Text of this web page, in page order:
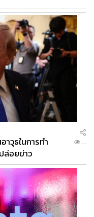
วุธในการทำ
ล่อยข่าว
...